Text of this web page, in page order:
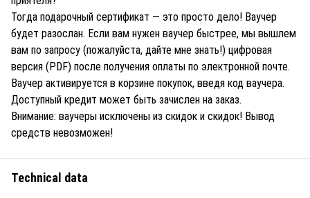
Тогда подарочный сертификат — это просто дело! Ваучер
будет разослан. Если вам нужен ваучер быстрее, мы вышлем
вам по запросу (пожалуйста, дайте мне знать!) цифровая
версия (PDF) после получения оплаты по электронной почте.
Ваучер активируется в корзине покупок, введя код ваучера.
Доступный кредит может быть зачислен на заказ.
Внимание: ваучеры исключены из скидок и скидок! Вывод
средств невозможен!
Technical data